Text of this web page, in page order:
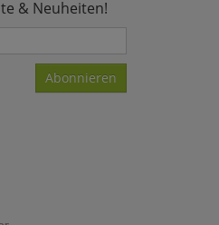
& Neuheiten!
Abonnieren